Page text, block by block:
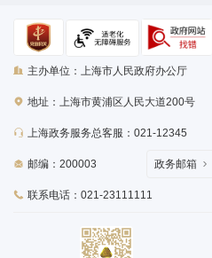
主办单位：上海市人民政府办公厅
地址：上海市黄浦区人民大道200号
上海政务服务总客服：021-12345
邮编：200003
联系电话：021-23111111
政务邮箱